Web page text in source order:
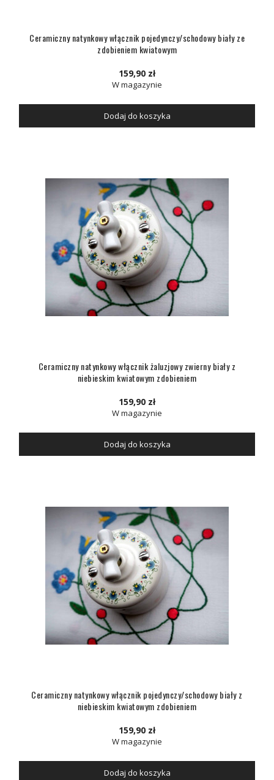
Ceramiczny natynkowy włącznik pojedynczy/schodowy biały ze
zdobieniem kwiatowym
159,90 zł
W magazynie
Dodaj do koszyka
Ceramiczny natynkowy włącznik żaluzjowy zwierny biały z
niebieskim kwiatowym zdobieniem
159,90 zł
W magazynie
Dodaj do koszyka
Ceramiczny natynkowy włącznik pojedynczy/schodowy biały z
niebieskim kwiatowym zdobieniem
159,90 zł
W magazynie
Dodaj do koszyka